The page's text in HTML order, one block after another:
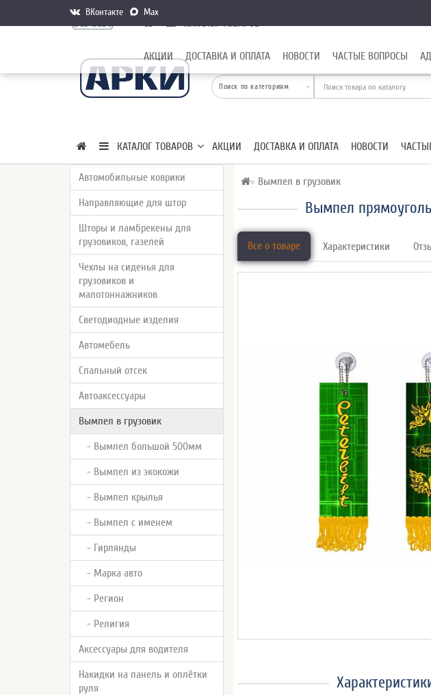
КАТАЛОГ ТОВАРОВ
АКЦИИ ДОСТАВКА И ОПЛАТА НОВОСТИ ЧАСТЫЕ ВОПРОСЫ
ВКонтакте Max
КАТАЛОГ ТОВАРОВ АКЦИИ ДОСТАВКА И ОПЛАТА НОВОСТИ
Автомобильные коврики
Направляющие для штор
Шторы и ламбрекены для
грузовиков, газелей
Чехлы на сиденья для
грузовиков и
малотоннажников
Светодиодные изделия
Автомебель
Спальный отсек
Автоаксессуары
Вымпел в грузовик
- Вымпел большой 500мм
- Вымпел из экокожи
- Вымпел крылья
- Вымпел с именем
- Гирлянды
- Марка авто
- Регион
- Религия
Аксессуары для водителя
Накидки на панель и оплётки
руля
Вымпел в грузовик
Вымпел
Все о товаре Характеристики